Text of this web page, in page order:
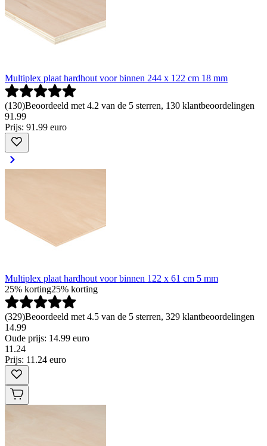
Multiplex plaat hardhout voor binnen 244 x 122 cm 18 mm
(130)Beoordeeld met 4.2 van de 5 sterren, 130 klantbeoordelingen
91 .99
Prijs: 91.99 euro
Multiplex plaat hardhout voor binnen 122 x 61 cm 5 mm
25% korting25% korting
(329)Beoordeeld met 4.5 van de 5 sterren, 329 klantbeoordelingen
14.99
Oude prijs: 14.99 euro
11 .24
Prijs: 11.24 euro